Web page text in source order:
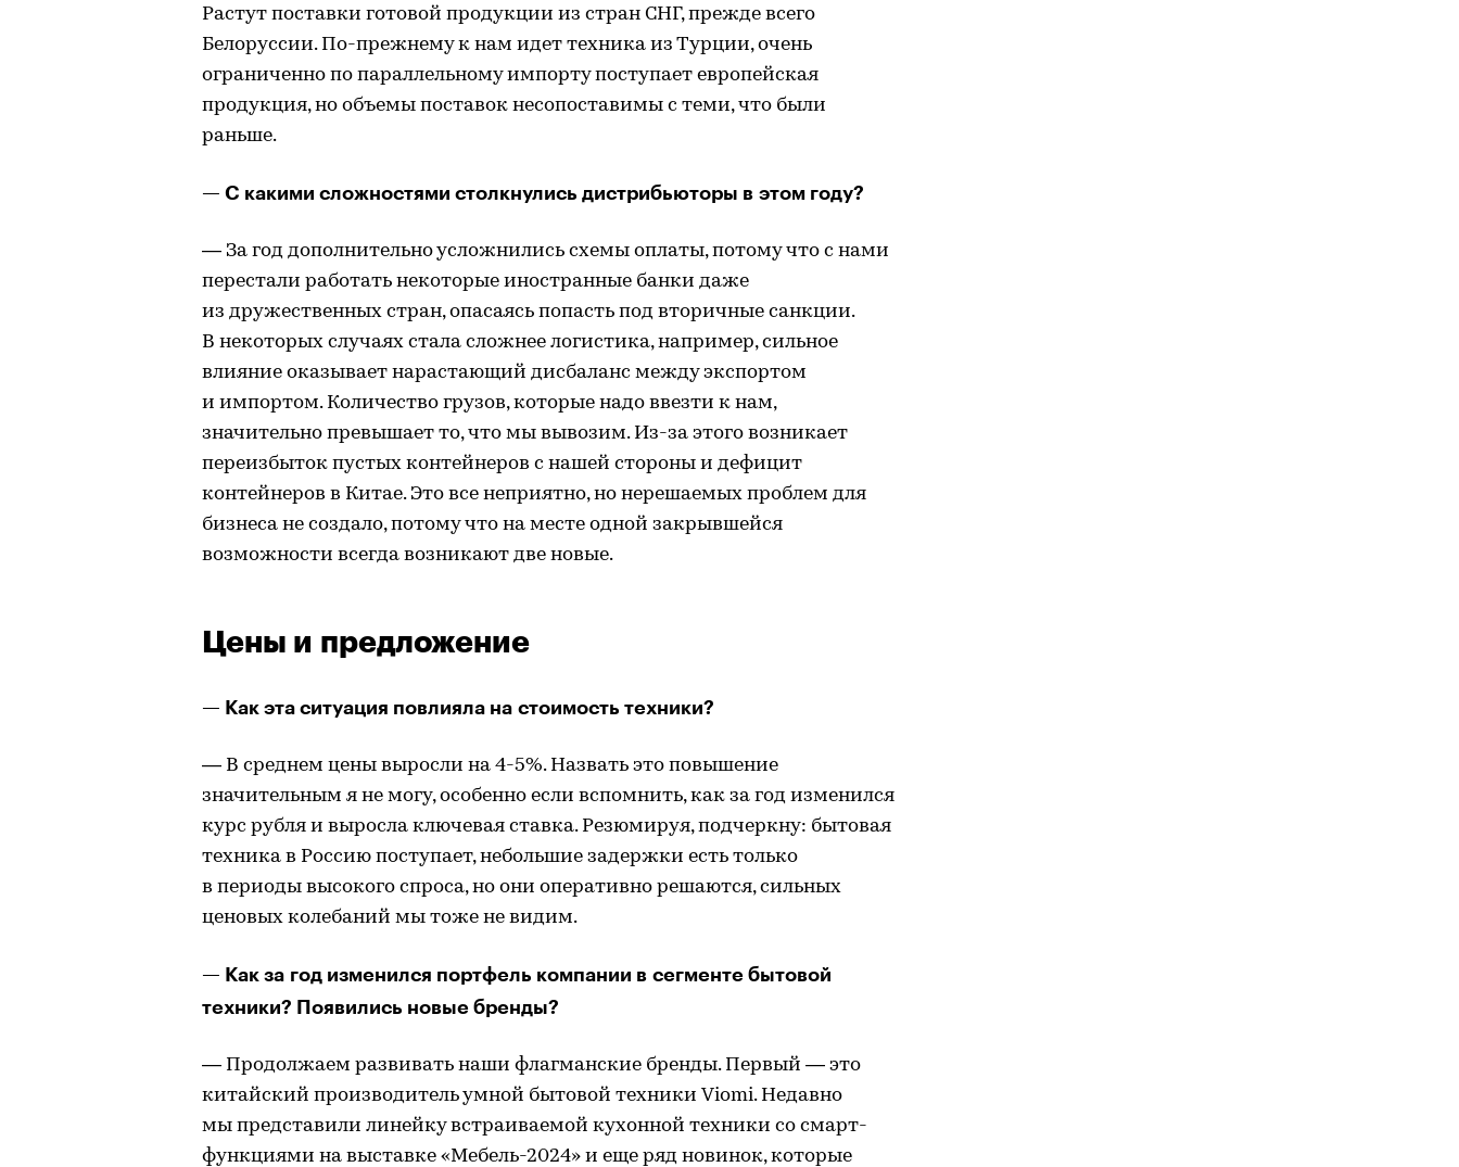
Растут поставки готовой продукции из стран СНГ, прежде всего
Белоруссии. По-прежнему к нам идет техника из Турции, очень
ограниченно по параллельному импорту поступает европейская
продукция, но объемы поставок несопоставимы с теми, что были
раньше.
— С какими сложностями столкнулись дистрибьюторы в этом году?
— За год дополнительно усложнились схемы оплаты, потому что с нами
перестали работать некоторые иностранные банки даже
из дружественных стран, опасаясь попасть под вторичные санкции.
В некоторых случаях стала сложнее логистика, например, сильное
влияние оказывает нарастающий дисбаланс между экспортом
и импортом. Количество грузов, которые надо ввезти к нам,
значительно превышает то, что мы вывозим. Из-за этого возникает
переизбыток пустых контейнеров с нашей стороны и дефицит
контейнеров в Китае. Это все неприятно, но нерешаемых проблем для
бизнеса не создало, потому что на месте одной закрывшейся
возможности всегда возникают две новые.
Цены и предложение
— Как эта ситуация повлияла на стоимость техники?
— В среднем цены выросли на 4-5%. Назвать это повышение
значительным я не могу, особенно если вспомнить, как за год изменился
курс рубля и выросла ключевая ставка. Резюмируя, подчеркну: бытовая
техника в Россию поступает, небольшие задержки есть только
в периоды высокого спроса, но они оперативно решаются, сильных
ценовых колебаний мы тоже не видим.
— Как за год изменился портфель компании в сегменте бытовой
техники? Появились новые бренды?
— Продолжаем развивать наши флагманские бренды. Первый — это
китайский производитель умной бытовой техники Viomi. Недавно
мы представили линейку встраиваемой кухонной техники со смарт-
функциями на выставке «Мебель-2024» и еще ряд новинок, которые